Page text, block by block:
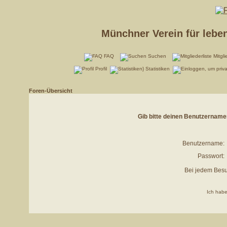
Münchner Verein für
FAQ Suchen
Profil Statistiken
Foren-Übersicht
Gib bitte deinen
Benutzername:
Passwort:
Bei jedem
Ich